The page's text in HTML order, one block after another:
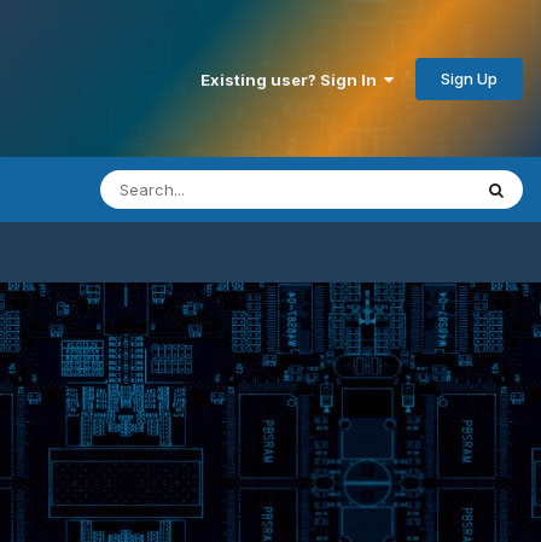
Existing user? Sign In Sign Up